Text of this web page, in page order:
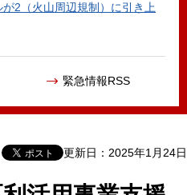
2（火山周辺規制）に引き上
緊急情報RSS
更新日：2025年1月24日